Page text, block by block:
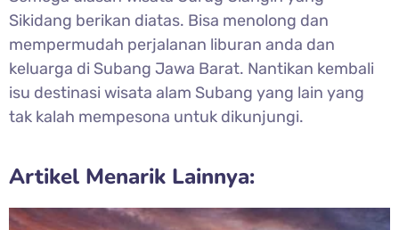
Sikidang berikan diatas. Bisa menolong dan
mempermudah perjalanan liburan anda dan
keluarga di Subang Jawa Barat. Nantikan kembali
isu destinasi wisata alam Subang yang lain yang
tak kalah mempesona untuk dikunjungi.
Artikel Menarik Lainnya: